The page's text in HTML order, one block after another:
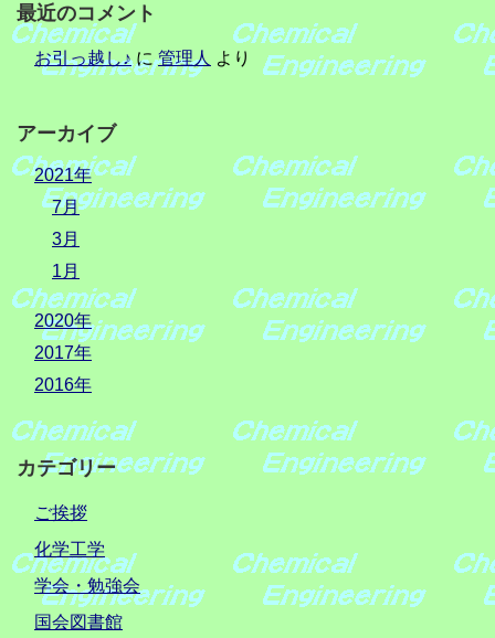
最近のコメント
お引っ越し♪に管理人 より
アーカイブ
2021年
7月
3月
1月
2020年
2017年
2016年
カテゴリー
ご挨拶
化学工学
学会・勉強会
国会図書館